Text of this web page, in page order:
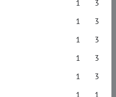
1
3
1
3
1
3
1
3
1
3
1
1